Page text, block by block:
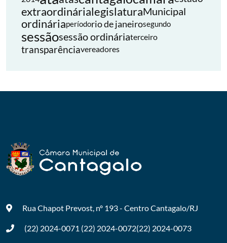
extraordinárialegislaturaMunicipal
ordináriaperíodorio de janeirosegundo
sessãosessão ordináriaterceiro
transparênciavereadores
Rua Chapot Prevost, nº 193 - CentroCantagalo/RJ
(22) 2024-0071 (22) 2024-0072(22) 2024-0073